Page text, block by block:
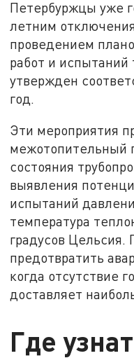
Петербуржцы уже
летним
проведением
работ и испытаний
утвержден
год.
Эти мероприятия
межотопительный
состояния
выявления
испытаний
температура
градусов Цельсия.
предотвратить
когда отсутствие
доставляет
Где